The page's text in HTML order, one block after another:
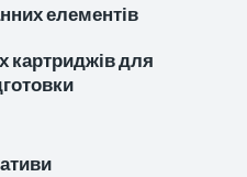
елементів
картриджів для